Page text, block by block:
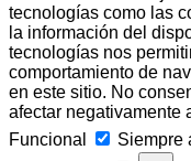
tecnologías como las
la información del
tecnologías nos
comportamiento de
en este sitio. No
afectar negativamente
Funcional
Funcional
Siempre